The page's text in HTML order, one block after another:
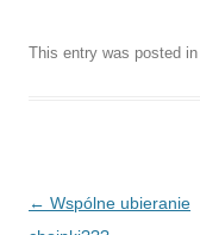
This entry was posted in
Post navigation
← Wspólne ubieranie